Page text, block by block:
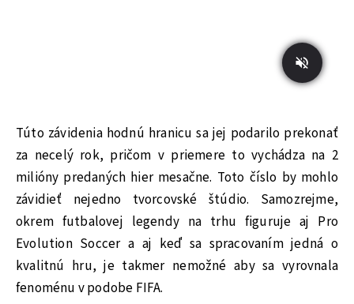
Túto závidenia hodnú hranicu sa jej podarilo prekonať
za necelý rok, pričom v priemere to vychádza na 2
milióny predaných hier mesačne. Toto číslo by mohlo
závidieť nejedno tvorcovské štúdio. Samozrejme,
okrem futbalovej legendy na trhu figuruje aj Pro
Evolution Soccer a aj keď sa spracovaním jedná o
kvalitnú hru, je takmer nemožné aby sa vyrovnala
fenoménu v podobe FIFA.